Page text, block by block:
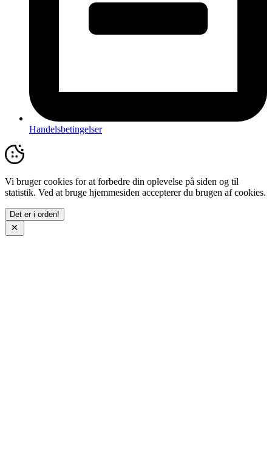
Handelsbetingelser
Vi bruger cookies for at forbedre din oplevelse på siden og til
statistik. Ved at bruge hjemmesiden accepterer du brugen af cookies.
Det er i orden!